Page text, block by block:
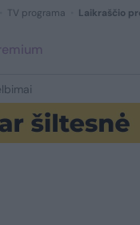
TV programa Laikraščio